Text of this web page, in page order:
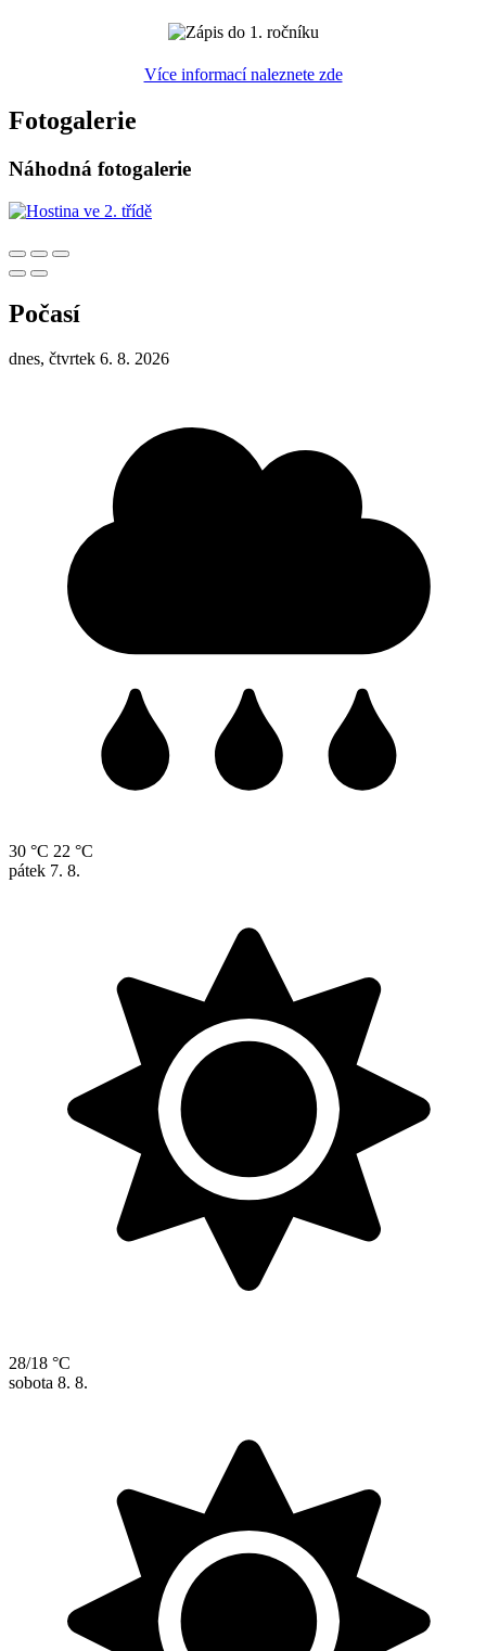
Více informací naleznete zde
Fotogalerie
Náhodná fotogalerie
Počasí
dnes, čtvrtek 6. 8. 2026
30 °C 22 °C
pátek 7. 8.
28/18 °C
sobota 8. 8.